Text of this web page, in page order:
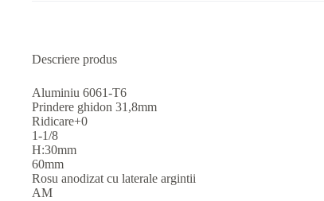
Descriere produs
Aluminiu 6061-T6
Prindere ghidon 31,8mm
Ridicare+0
1-1/8
H:30mm
60mm
Rosu anodizat cu laterale argintii
AM